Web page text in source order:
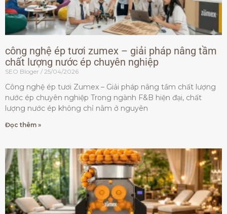
công nghệ ép tươi zumex – giải pháp nâng tầm
chất lượng nước ép chuyên nghiệp
SEO Bloger 25/04/2026
Công nghệ ép tươi Zumex – Giải pháp nâng tầm chất lượng
nước ép chuyên nghiệp Trong ngành F&B hiện đại, chất
lượng nước ép không chỉ nằm ở nguyên
Đọc thêm »